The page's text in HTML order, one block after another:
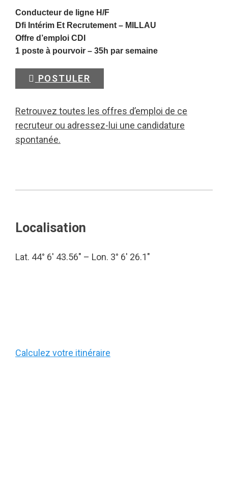
Conducteur de ligne H/F
Dfi Intérim Et Recrutement – MILLAU
Offre d’emploi CDI
1 poste à pourvoir – 35h par semaine
POSTULER
Retrouvez toutes les offres d’emploi de ce
recruteur ou adressez-lui une candidature
spontanée.
Localisation
Lat. 44° 6′ 43.56″ – Lon. 3° 6′ 26.1″
Calculez votre itinéraire